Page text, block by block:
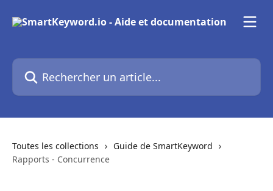
Rechercher un article...
Toutes les collections
Guide de SmartKeyword
Rapports - Concurrence